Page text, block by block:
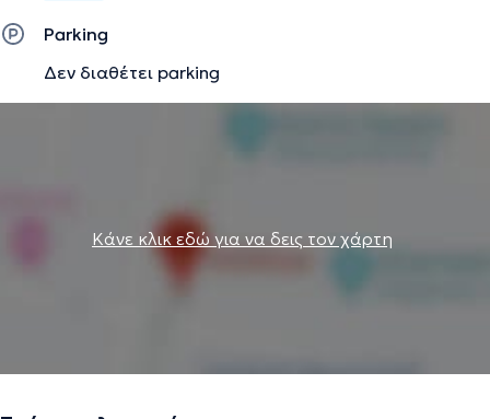
Parking
Δεν διαθέτει parking
Κάνε κλικ εδώ για να δεις τον χάρτη